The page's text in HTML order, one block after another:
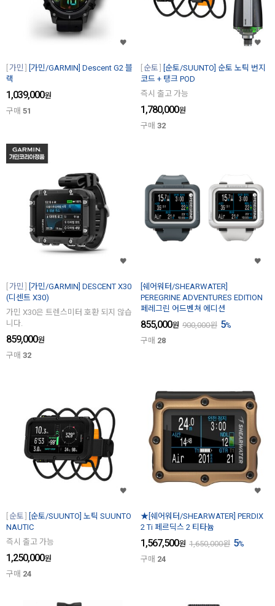
가민
[가민/GARMIN] Descent G2 블
랙
1,039,000원
구매 51
순토
[순토/SUUNTO] 순토 노틱 번지
코드 + 탱크 POD
즉시 출고 가능
1,780,000원
구매 32
가민
[가민/GARMIN] DESCENT X30
(디센트 X30)
가민 X30은 트렌스미터 호환 되지 않습
니다.
859,000원
구매 32
[쉐어워터/SHEARWATER]
PEREGRINE ADVENTURES EDITION
페레그린 어드벤쳐 에디션
855,000원 900,000원 5%
구매 28
순토
[순토/SUUNTO] 노틱 SUUNTO
NAUTIC
즉시 출고 가능
1,250,000원
구매 24
★[쉐어워터/SHEARWATER] PERDIX
2 Ti 페르딕스 2 티타늄
1,567,500원 1,650,000원 5%
구매 24